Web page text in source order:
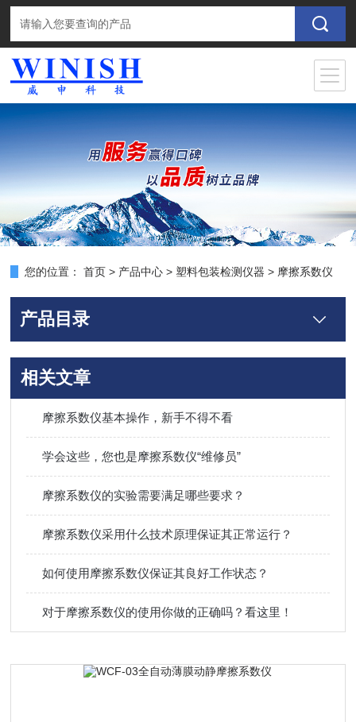
您的位置： 首页 > 产品中心 > 塑料包装检测仪器 > 摩擦系数仪
产品目录
相关文章
摩擦系数仪基本操作，新手不得不看
学会这些，您也是摩擦系数仪“维修员”
摩擦系数仪的实验需要满足哪些要求？
摩擦系数仪采用什么技术原理保证其正常运行？
如何使用摩擦系数仪保证其良好工作状态？
对于摩擦系数仪的使用你做的正确吗？看这里！